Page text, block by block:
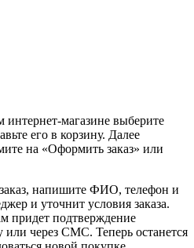
магазине выберите
его в корзину. Далее
на «Оформить заказ» или
напишите ФИО, телефон и
и уточнит условия заказа.
придет подтверждение
или через СМС. Теперь останется